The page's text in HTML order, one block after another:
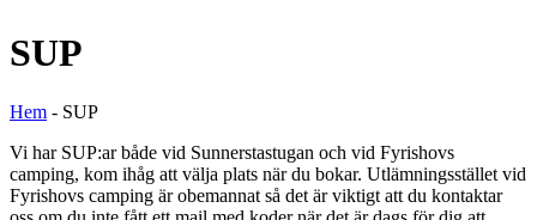
SUP
Hem - SUP
Vi har SUP:ar både vid Sunnerstastugan och vid Fyrishovs
camping, kom ihåg att välja plats när du bokar. Utlämningsstället vid
Fyrishovs camping är obemannat så det är viktigt att du kontaktar